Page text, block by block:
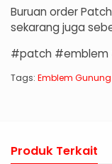
Buruan order
sekarang juga
#patch #emblem
Tags: Emblem Gunung
Produk Terkait